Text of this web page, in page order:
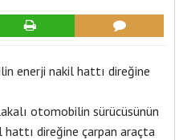
enerji nakil hattı direğine
otomobilin sürücüsünün
hattı direğine çarpan araçta